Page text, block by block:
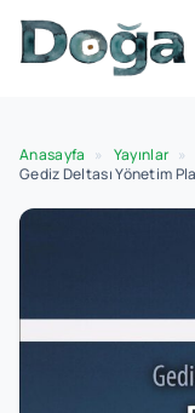
İçeriğe geç
Anasayfa » Yayınlar »
Gediz Deltası Yönetim